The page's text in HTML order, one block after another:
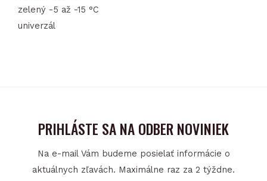
zelený -5 až -15 °C
univerzál
PRIHLÁSTE SA NA ODBER NOVINIEK
Na e-mail Vám budeme posielať informácie o
aktuálnych zľavách. Maximálne raz za 2 týždne.